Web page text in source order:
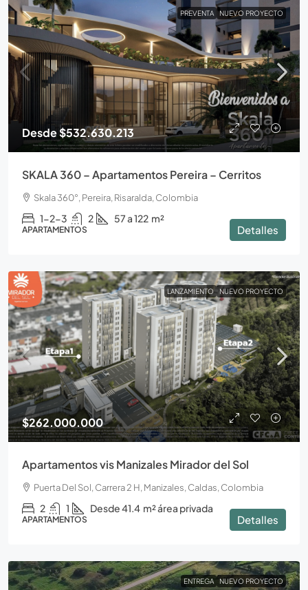
PREVENTA NUEVO PROYECTO
Desde$532.630.213
SKALA 360 – Apartamentos Pereira – Cerritos
Skala 360°, Pereira, Risaralda, Colombia
1-2-3 2 57 a 122 m²
APARTAMENTOS Detalles
LANZAMIENTO NUEVO PROYECTO
$262.000.000
Apartamentos vis Manizales Mirador del Sol
Puerta Del Sol, Carrera 2 H, Manizales, Caldas, Colombia
2 1 Desde 41.4 m² área privada
APARTAMENTOS Detalles
ENTREGA NUEVO PROYECTO